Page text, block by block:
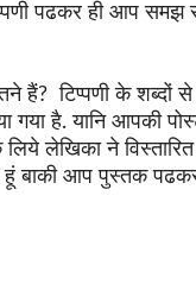
पढकर ही आप समझ
हैं? टिप्पणी के
गया है. यानि आपकी
लेखिका ने
बाकी आप पुस्तक